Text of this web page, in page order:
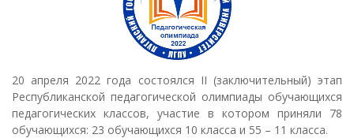
20 апреля 2022 года состоялся II (заключительный) этап
Республиканской педагогической олимпиады обучающихся
педагогических классов, участие в котором приняли 78
обучающихся: 23 обучающихся 10 класса и 55 – 11 класса.